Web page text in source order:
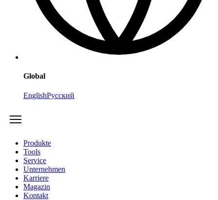
Global
EnglishРусский
Produkte
Tools
Service
Unternehmen
Karriere
Magazin
Kontakt